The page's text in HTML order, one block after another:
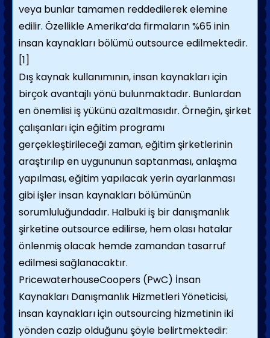
veya bunlar tamamen reddedilerek elemine
edilir. Özellikle Amerika’da firmaların %65 inin
insan kaynakları bölümü outsource edilmektedir.
[1]
Dış kaynak kullanımının, insan kaynakları için
birçok avantajlı yönü bulunmaktadır. Bunlardan
en önemlisi iş yükünü azaltmasıdır. Örneğin, şirket
çalışanları için eğitim programı
gerçekleştirileceği zaman, eğitim şirketlerinin
araştırılıp en uygununun saptanması, anlaşma
yapılması, eğitim yapılacak yerin ayarlanması
gibi işler insan kaynakları bölümünün
sorumluluğundadır. Halbuki iş bir danışmanlık
şirketine outsource edilirse, hem olası hatalar
önlenmiş olacak hemde zamandan tasarruf
edilmesi sağlanacaktır.
PricewaterhouseCoopers (PwC) İnsan
Kaynakları Danışmanlık Hizmetleri Yöneticisi,
insan kaynakları için outsourcing hizmetinin iki
yönden cazip olduğunu şöyle belirtmektedir: